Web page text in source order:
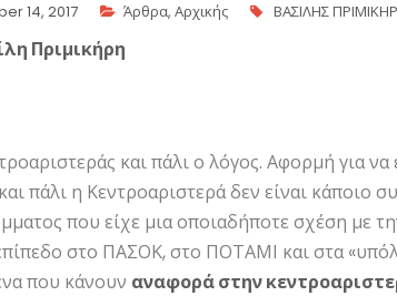
14, 2017 Άρθρα, Αρχικής ΒΑΣΙΛΗΣ
Πριμικήρη
και πάλι ο λόγος. Αφορμή για
πάλι η Κεντροαριστερά δεν είναι
που είχε μια οποιαδήποτε σχέση με
στο ΠΑΣΟΚ, στο ΠΟΤΑΜΙ και στα
που κάνουν αναφορά στην